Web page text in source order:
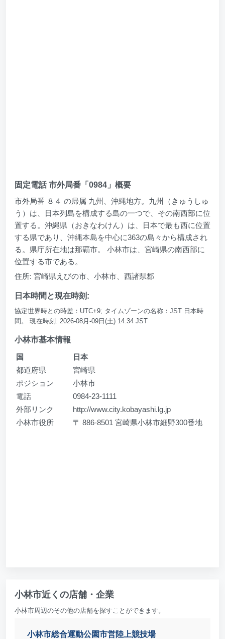
固定電話 市外局番「0984」概要
市外局番 ８４ の帰属 九州、沖縄地方。九州（きゅうしゅ
う）は、日本列島を構成する島の一つで、その南西部に位
置する。沖縄県（おきなわけん）は、日本で最も西に位置
する県であり、沖縄本島を中心に363の島々から構成され
る。県庁所在地は那覇市。 小林市は、宮崎県の南西部に
位置する市である。
住所: 宮崎県えびの市、小林市、西諸県郡
日本時間と現在時刻:
協定世界時との時差：UTC+9; タイムゾーンの名称：JST 日本時
間。 現在時刻: 2026-08月-09日(土) 14:34 JST
小林市基本情報
国
日本
都道府県
宮崎県
ポジション
小林市
電話
0984-23-1111
外部リンク
http://www.city.kobayashi.lg.jp
小林市役所
〒 886-8501 宮崎県小林市細野300番地
小林市近くの店舗・企業
小林市周辺のその他の店舗を探すことができます。
小林市総合運動公園市営陸上競技場